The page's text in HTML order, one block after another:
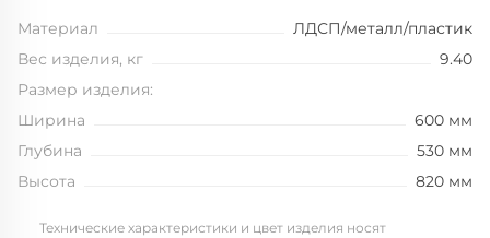
Материал
ЛДСП/металл/пластик
Вес изделия, кг
9.40
Размер изделия:
Ширина
600 мм
Глубина
530 мм
Высота
820 мм
Технические характеристики и цвет изделия носят